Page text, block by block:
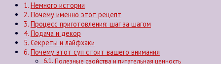
Немного истории
Почему именно этот рецепт
Процесс приготовления: шаг за шагом
Подача и декор
Секреты и лайфхаки
Почему этот суп стоит вашего внимания
Полезные свойства и питательная ценность